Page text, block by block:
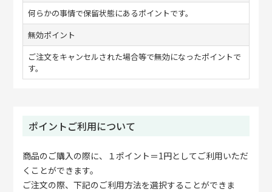
何らかの事情で保留状態にあるポイントです。
無効ポイント
ご注文をキャンセルされた場合等で無効になったポイントで
す。
ポイントご利用について
商品のご購入の際に、１ポイント＝1円としてご利用いただ
くことができます。
ご注文の際、下記のご利用方法を選択することができま